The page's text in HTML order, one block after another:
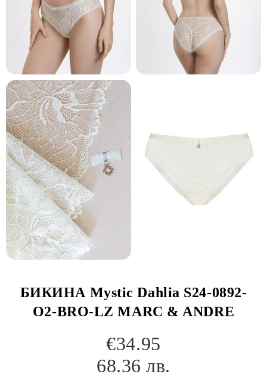
БИКИНА Mystic Dahlia S24-0892-
O2-BRO-LZ MARC & ANDRE
€34.95
68.36 лв.